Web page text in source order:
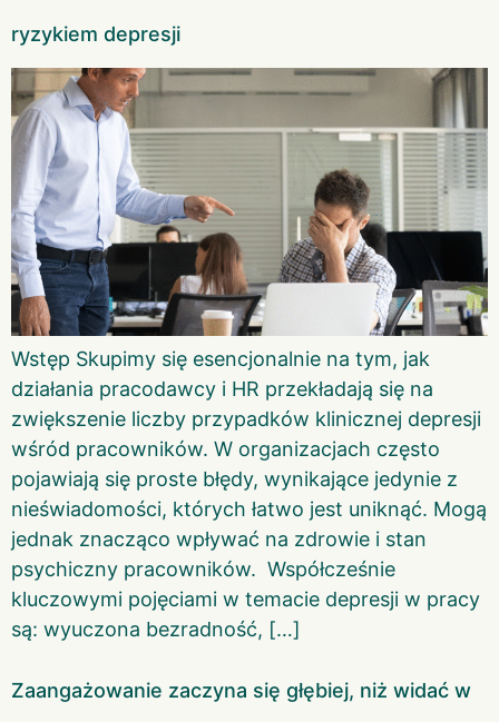
ryzykiem depresji
Wstęp Skupimy się esencjonalnie na tym, jak
działania pracodawcy i HR przekładają się na
zwiększenie liczby przypadków klinicznej depresji
wśród pracowników. W organizacjach często
pojawiają się proste błędy, wynikające jedynie z
nieświadomości, których łatwo jest uniknąć. Mogą
jednak znacząco wpływać na zdrowie i stan
psychiczny pracowników. Współcześnie
kluczowymi pojęciami w temacie depresji w pracy
są: wyuczona bezradność, […]
Zaangażowanie zaczyna się głębiej, niż widać w